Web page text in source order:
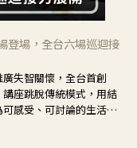
場，全台六場巡迴接
失智關懷，全台首創
講座跳脫傳統模式，用結
感受、可討論的生活情